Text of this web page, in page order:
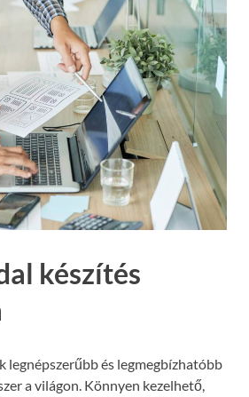
készítés
legnépszerűbb és legmegbízhatóbb
a világon. Könnyen kezelhető,